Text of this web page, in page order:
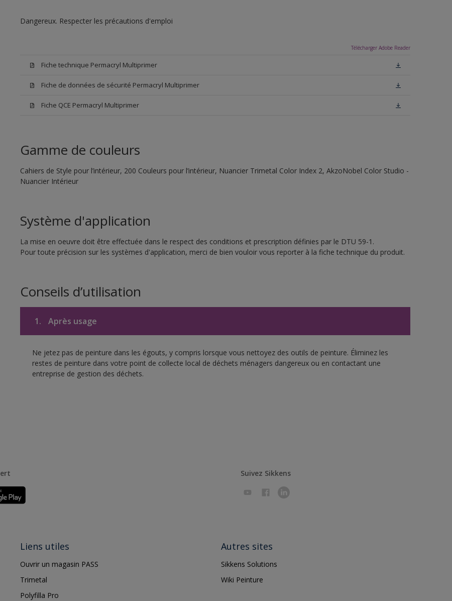
Dangereux. Respecter les précautions d'emploi
Télécharger Adobe Reader
Fiche technique Permacryl Multiprimer
Fiche de données de sécurité Permacryl Multiprimer
Fiche QCE Permacryl Multiprimer
Gamme de couleurs
Cahiers de Style pour l’intérieur, 200 Couleurs pour l’intérieur, Nuancier Trimetal Color Index 2, AkzoNobel Color Studio -
Nuancier Intérieur
Système d'application
La mise en oeuvre doit être effectuée dans le respect des conditions et prescription définies par le DTU 59-1.
Pour toute précision sur les systèmes d'application, merci de bien vouloir vous reporter à la fiche technique du produit.
Conseils d’utilisation
1. Après usage
Ne jetez pas de peinture dans les égouts, y compris lorsque vous nettoyez des outils de peinture. Éliminez les
restes de peinture dans votre point de collecte local de déchets ménagers dangereux ou en contactant une
entreprise de gestion des déchets.
Suivez Sikkens
Liens utiles
Ouvrir un magasin PASS
Trimetal
Polyfilla Pro
Autres sites
Sikkens Solutions
Wiki Peinture